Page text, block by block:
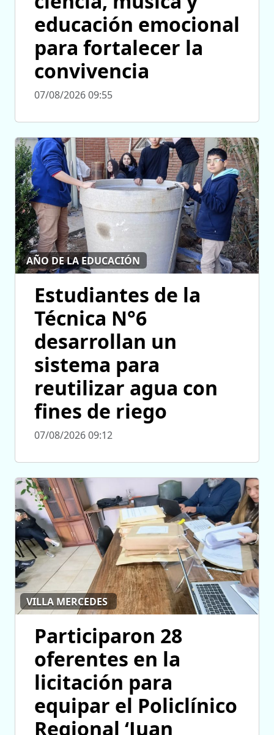
educación emocional
para fortalecer la
convivencia
07/08/2026 09:55
AÑO DE LA EDUCACIÓN
Estudiantes de la
Técnica N°6
desarrollan un
sistema para
reutilizar agua con
fines de riego
07/08/2026 09:12
VILLA MERCEDES
Participaron 28
oferentes en la
licitación para
equipar el Policlínico
Regional ‘Juan